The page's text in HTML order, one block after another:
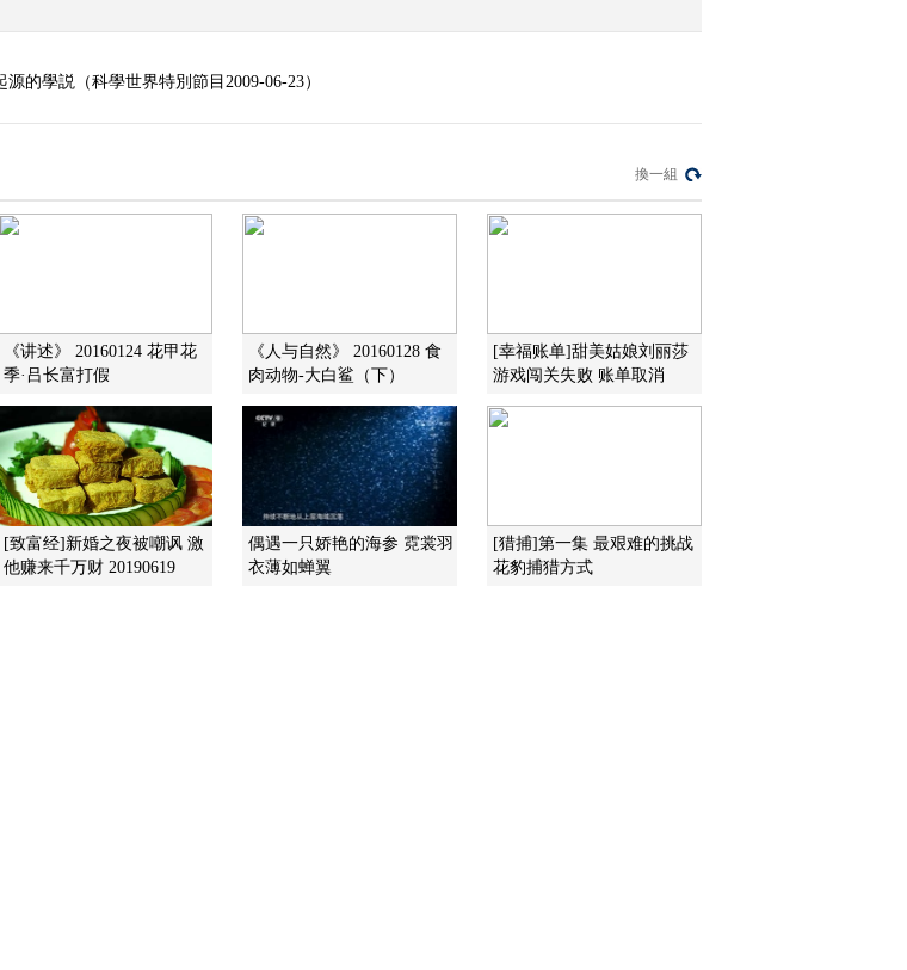
的學説（科學世界特別節目2009-06-23）
換一組
《讲述》 20160124 花甲花
季·吕长富打假
《人与自然》 20160128 食
肉动物-大白鲨（下）
[幸福账单]甜美姑娘刘丽莎
游戏闯关失败 账单取消
[致富经]新婚之夜被嘲讽 激
他赚来千万财 20190619
偶遇一只娇艳的海参 霓裳羽
衣薄如蝉翼
[猎捕]第一集 最艰难的挑战
花豹捕猎方式